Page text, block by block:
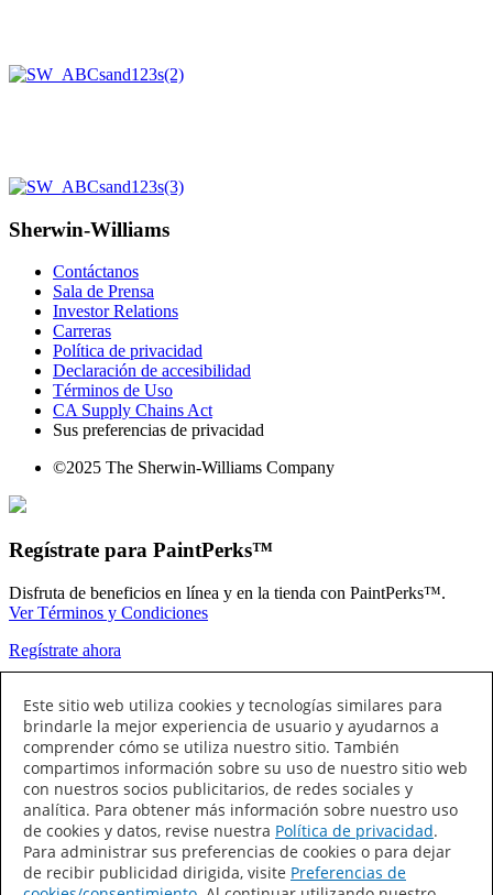
Sherwin-Williams
Contáctanos
Sala de Prensa
Investor Relations
Carreras
Política de privacidad
Declaración de accesibilidad
Términos de Uso
CA Supply Chains Act
Sus preferencias de privacidad
©2025 The Sherwin-Williams Company
Regístrate para PaintPerks™
Disfruta de beneficios en línea y en la tienda con PaintPerks™.
Ver Términos y Condiciones
Regístrate ahora
Sherwin-Williams
Este sitio web utiliza cookies y tecnologías similares para
brindarle la mejor experiencia de usuario y ayudarnos a
comprender cómo se utiliza nuestro sitio. También
compartimos información sobre su uso de nuestro sitio web
con nuestros socios publicitarios, de redes sociales y
analítica. Para obtener más información sobre nuestro uso
de cookies y datos, revise nuestra Política de privacidad.
Para administrar sus preferencias de cookies o para dejar
de recibir publicidad dirigida, visite Preferencias de